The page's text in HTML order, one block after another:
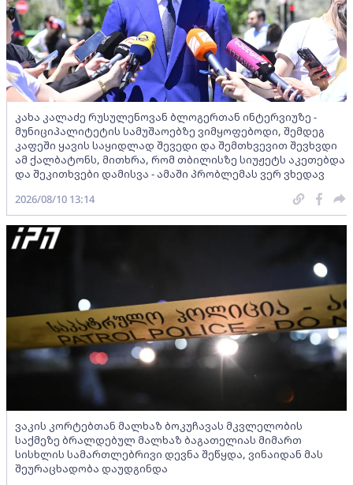
კახა კალაძე რუსულენოვან ბლოგერთან ინტერვიუზე -
მუნიციპალიტეტის სამუშაოებზე ვიმყოფებოდი, შემდეგ
კაფეში ყავის საყიდლად შევედი და შემთხვევით შევხვდი
ამ ქალბატონს, მითხრა, რომ თბილისზე სიუჟეტს აკეთებდა
და შეკითხვები დამისვა - ამაში პრობლემას ვერ ვხედავ
2026/08/10 13:14
ვაკის კორტებთან მალხაზ ბოკუჩავას მკვლელობის
საქმეზე ბრალდებულ მალხაზ ბაგათელიას მიმართ
სისხლის სამართლებრივი დევნა შეწყდა, ვინაიდან მას
შეურაცხადობა დაუდგინდა